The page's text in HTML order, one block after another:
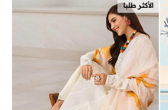
الأكثر طلبا